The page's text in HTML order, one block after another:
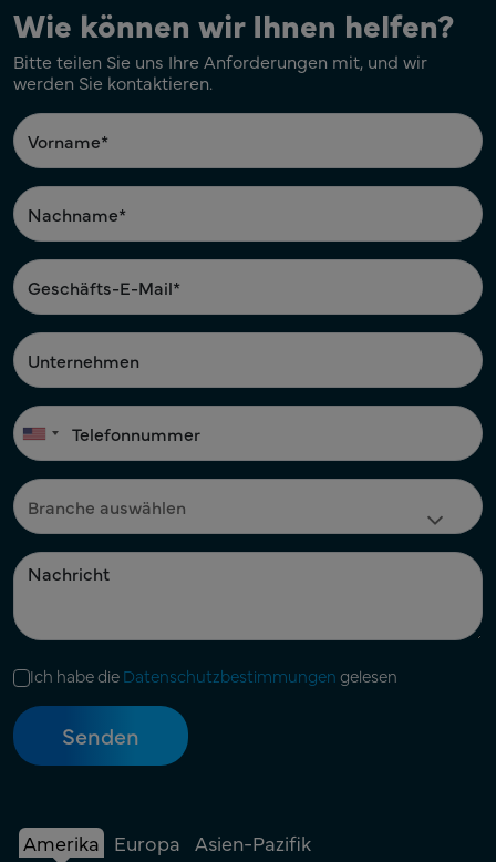
Wie können wir Ihnen helfen?
Bitte teilen Sie uns Ihre Anforderungen mit, und wir
werden Sie kontaktieren.
Ich habe dieDatenschutzbestimmungen gelesen
Amerika Europa Asien-Pazifik